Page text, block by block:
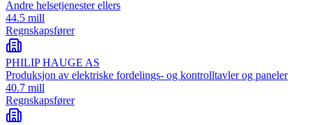
Andre helsetjenester ellers
44.5 mill
Regnskapsfører
PHILIP HAUGE AS
Produksjon av elektriske fordelings- og kontrolltavler og paneler
40.7 mill
Regnskapsfører